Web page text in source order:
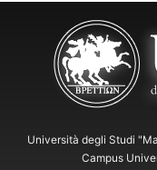
Università degli Studi
Campus